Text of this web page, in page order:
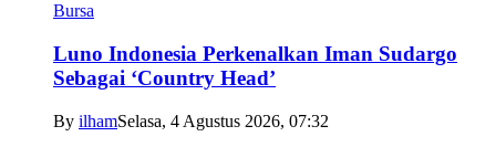
Bursa
Luno Indonesia Perkenalkan Iman Sudargo
Sebagai ‘Country Head’
By ilhamSelasa, 4 Agustus 2026, 07:32